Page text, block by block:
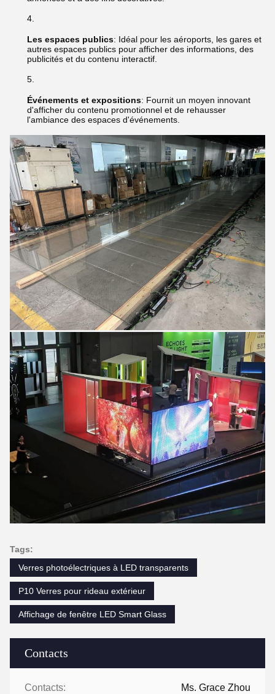
Contacts
Contacts: Ms. Grace Zhou
Les espaces publics: Idéal pour les aéroports, les gares et
autres espaces publics pour afficher des informations, des
publicités et du contenu interactif.
Événements et expositions: Fournit un moyen innovant
d'afficher du contenu promotionnel et de rehausser
l'ambiance des espaces d'événements.
Tags:
Verres photoélectriques à LED transparents
P10 Verres pour rideau extérieur
Affichage de fenêtre LED Smart Glass